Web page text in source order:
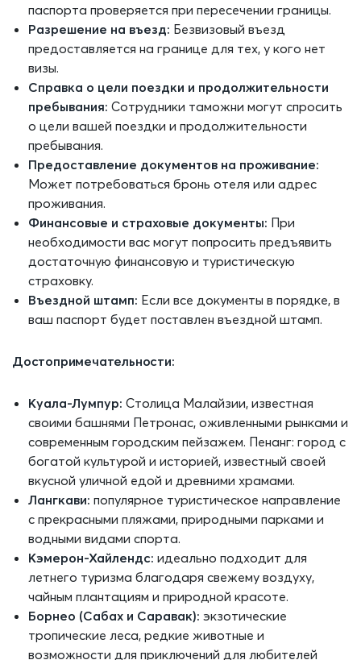
паспорта проверяется при пересечении границы.
Разрешение на въезд: Безвизовый въезд
предоставляется на границе для тех, у кого нет
визы.
Справка о цели поездки и продолжительности
пребывания: Сотрудники таможни могут спросить
о цели вашей поездки и продолжительности
пребывания.
Предоставление документов на проживание:
Может потребоваться бронь отеля или адрес
проживания.
Финансовые и страховые документы: При
необходимости вас могут попросить предъявить
достаточную финансовую и туристическую
страховку.
Въездной штамп: Если все документы в порядке, в
ваш паспорт будет поставлен въездной штамп.
Достопримечательности:
Куала-Лумпур: Столица Малайзии, известная
своими башнями Петронас, оживленными рынками и
современным городским пейзажем. Пенанг: город с
богатой культурой и историей, известный своей
вкусной уличной едой и древними храмами.
Лангкави: популярное туристическое направление
с прекрасными пляжами, природными парками и
водными видами спорта.
Кэмерон-Хайлендс: идеально подходит для
летнего туризма благодаря свежему воздуху,
чайным плантациям и природной красоте.
Борнео (Сабах и Саравак): экзотические
тропические леса, редкие животные и
возможности для приключений для любителей